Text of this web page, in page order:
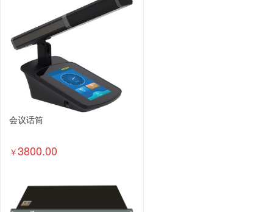
会议话筒
￥3800.00